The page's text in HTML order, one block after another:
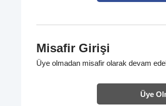
Misafir Girişi
Üye olmadan misafir olarak devam